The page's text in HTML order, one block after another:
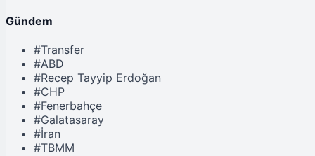
Gündem
#Transfer
#ABD
#Recep Tayyip Erdoğan
#CHP
#Fenerbahçe
#Galatasaray
#İran
#TBMM